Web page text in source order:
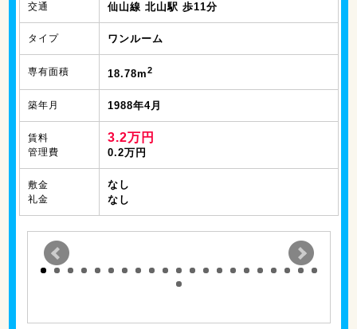
交通 仙山線 北山駅 歩11分
タイプ ワンルーム
専有面積 18.78m2
築年月 1988年4月
賃料
管理費
3.2万円
0.2万円
敷金
礼金
なし
なし